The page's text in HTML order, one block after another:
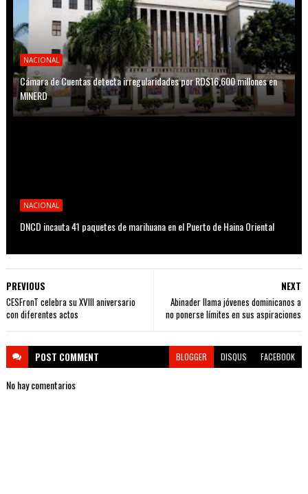
NACIONAL
Cámara de Cuentas detecta irregularidades por RD$16,600 millones en
MINERD
NACIONAL
DNCD incauta 41 paquetes de marihuana en el Puerto de Haina Oriental
NEXT
Abinader llama jóvenes dominicanos a
no ponerse límites en sus aspiraciones
PREVIOUS
CESFronT celebra su XVIII aniversario
con diferentes actos
POST COMMENT BLOGGER DISQUS FACEBOOK
No hay comentarios